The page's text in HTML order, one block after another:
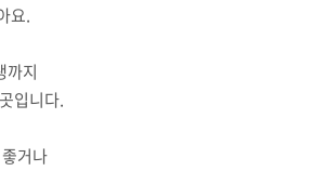
요.
까지
입니다.
거나